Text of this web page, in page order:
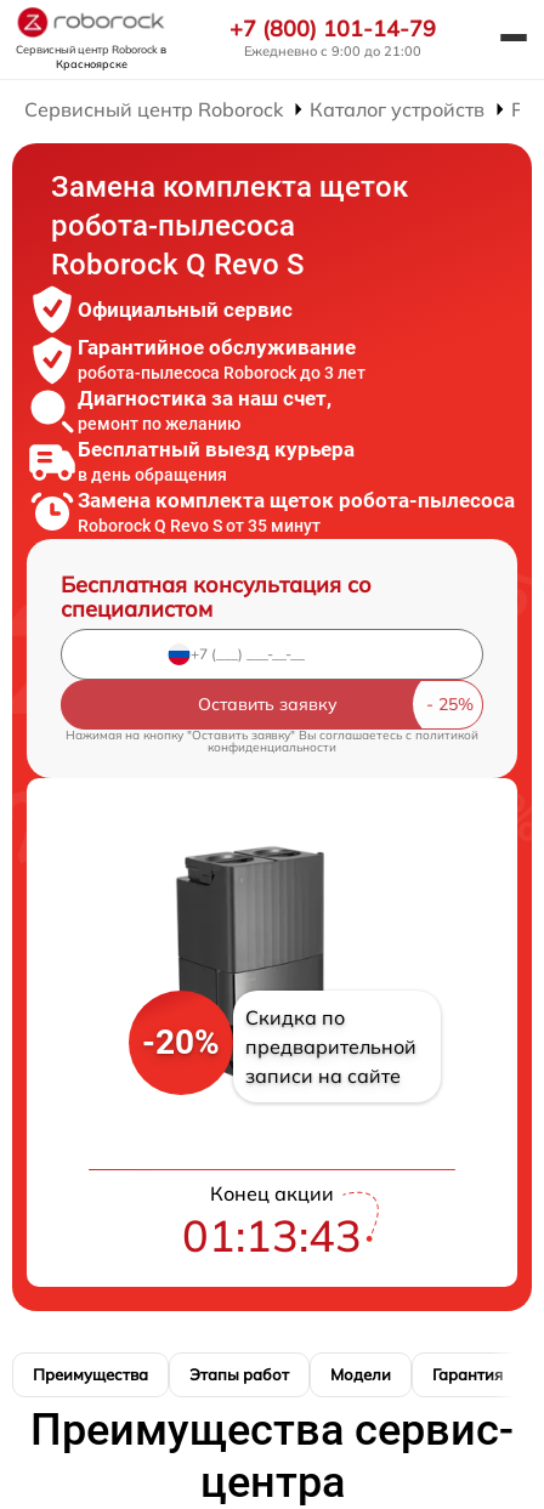
Сервисный центр Roborockв
Красноярске
+7 (800) 101-14-79
Ежедневно с 9:00 до 21:00
Сервисный центр Roborock Каталог устройств
Замена комплекта щеток
робота-пылесоса
Roborock Q Revo S
Официальный сервис
Гарантийное обслуживание
робота-пылесоса Roborock до 3 лет
Диагностика за наш счет,
ремонт по желанию
Бесплатный выезд курьера
в день обращения
Замена комплекта щеток робота-пылесоса
Roborock Q Revo S от 35 минут
Бесплатная консультация со
специалистом
Оставить заявку
Нажимая на кнопку "Оставить заявку" Вы соглашаетесь cполитикой
конфиденциальности
-20%
Скидка по
предварительной
записи на сайте
Конец акции
01:13:42
Преимущества Этапы работ Модели Гарантия
Преимущества сервис-
центра